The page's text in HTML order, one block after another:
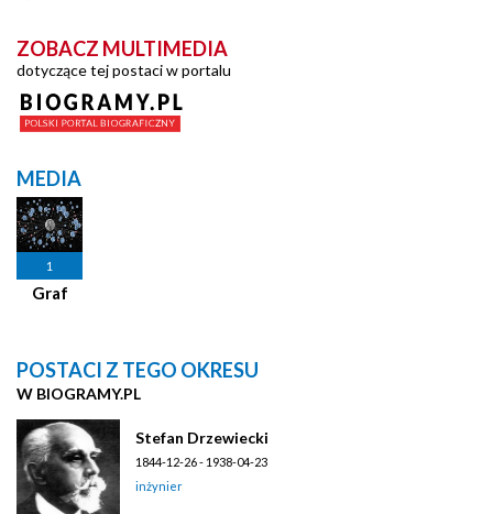
ZOBACZ MULTIMEDIA
dotyczące tej postaci w portalu
MEDIA
1
Graf
POSTACI Z TEGO OKRESU
W BIOGRAMY.PL
Stefan Drzewiecki
1844-12-26 - 1938-04-23
inżynier